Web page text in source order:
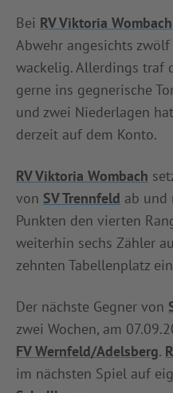
Bei RV Viktoria Wombach
Abwehr angesichts
wackelig. Allerdings traf
gerne ins gegnerische
und zwei Niederlagen hat
derzeit auf dem Konto.
RV Viktoria Wombach
von SV Trennfeld ab und
Punkten den vierten
weiterhin sechs Zähler
zehnten Tabellenplatz
Der nächste Gegner von
zwei Wochen, am
FV Wernfeld/Adelsberg.
im nächsten Spiel auf